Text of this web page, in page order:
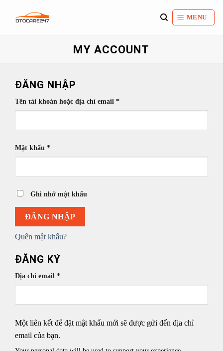
MENU
MY ACCOUNT
ĐĂNG NHẬP
Tên tài khoản hoặc địa chỉ email *Bắt
buộc
Mật khẩu *Bắt
buộc
Ghi nhớ mật khẩu
ĐĂNG NHẬP
Quên mật khẩu?
ĐĂNG KÝ
Địa chỉ email *Bắt
buộc
Một liên kết để đặt mật khẩu mới sẽ được gửi đến địa chỉ
email của bạn.